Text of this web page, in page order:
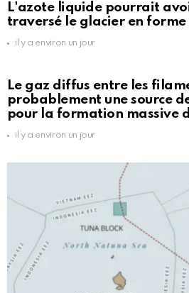
L'azote liquide pourrait
traversé le glacier en
il y a environ un jour
Le gaz diffus entre les
probablement une source
pour la formation massive
il y a environ un jour